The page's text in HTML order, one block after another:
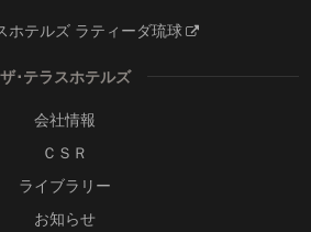
ホテルズ ラティーダ琉球
ザ･テラスホテルズ
会社情報
ＣＳＲ
ライブラリー
お知らせ